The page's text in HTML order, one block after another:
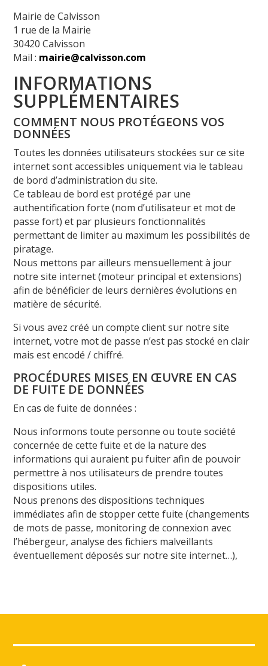
Mairie de Calvisson
1 rue de la Mairie
30420 Calvisson
Mail : mairie@calvisson.com
INFORMATIONS
SUPPLÉMENTAIRES
COMMENT NOUS PROTÉGEONS VOS
DONNÉES
Toutes les données utilisateurs stockées sur ce site
internet sont accessibles uniquement via le tableau
de bord d’administration du site.
Ce tableau de bord est protégé par une
authentification forte (nom d’utilisateur et mot de
passe fort) et par plusieurs fonctionnalités
permettant de limiter au maximum les possibilités de
piratage.
Nous mettons par ailleurs mensuellement à jour
notre site internet (moteur principal et extensions)
afin de bénéficier de leurs dernières évolutions en
matière de sécurité.
Si vous avez créé un compte client sur notre site
internet, votre mot de passe n’est pas stocké en clair
mais est encodé / chiffré.
PROCÉDURES MISES EN ŒUVRE EN CAS
DE FUITE DE DONNÉES
En cas de fuite de données :
Nous informons toute personne ou toute société
concernée de cette fuite et de la nature des
informations qui auraient pu fuiter afin de pouvoir
permettre à nos utilisateurs de prendre toutes
dispositions utiles.
Nous prenons des dispositions techniques
immédiates afin de stopper cette fuite (changements
de mots de passe, monitoring de connexion avec
l’hébergeur, analyse des fichiers malveillants
éventuellement déposés sur notre site internet…),